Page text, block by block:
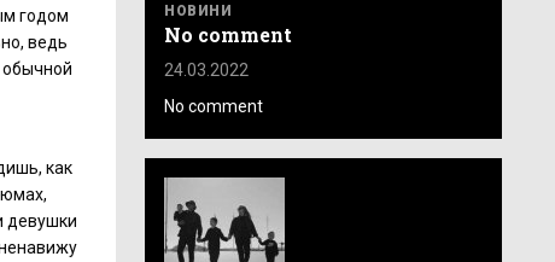
годом
ведь
обычной
как
девушки
НОВИНИ
No comment
24.03.2022
No comment